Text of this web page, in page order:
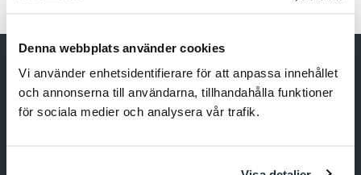
Denna webbplats använder cookies
Vi använder enhetsidentifierare för att anpassa innehållet
och annonserna till användarna, tillhandahålla funktioner
för sociala medier och analysera vår trafik.